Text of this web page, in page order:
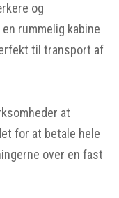
og
rummelig kabine
til transport af
at
for at betale hele
over en fast